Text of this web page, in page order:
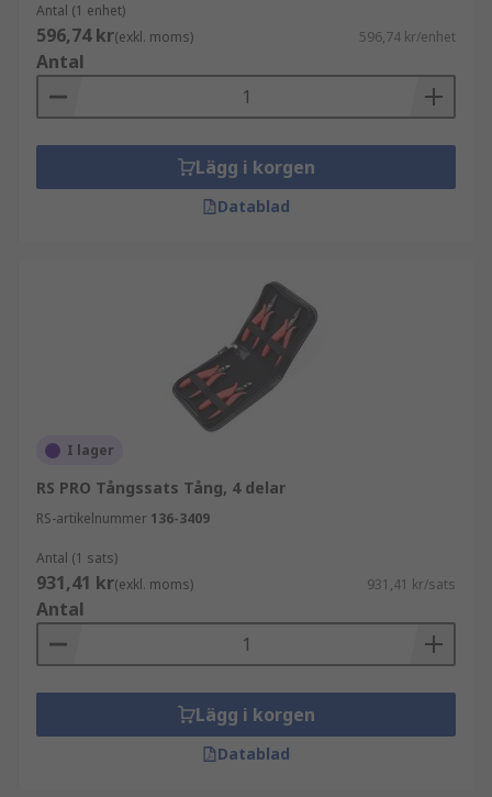
Antal (1 enhet)
596,74 kr(exkl. moms) 596,74 kr/enhet
Antal
Lägg i korgen
Datablad
I lager
RS PRO Tångssats Tång, 4 delar
RS-artikelnummer 136-3409
Antal (1 sats)
931,41 kr(exkl. moms) 931,41 kr/sats
Antal
Lägg i korgen
Datablad